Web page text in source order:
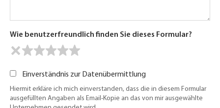
Wie benutzerfreundlich finden Sie dieses Formular?
Einverständnis zur Datenübermittlung
Hiermit erkläre ich mich einverstanden, dass die in diesem Formular
ausgefüllten Angaben als Email-Kopie an das von mir ausgewählte